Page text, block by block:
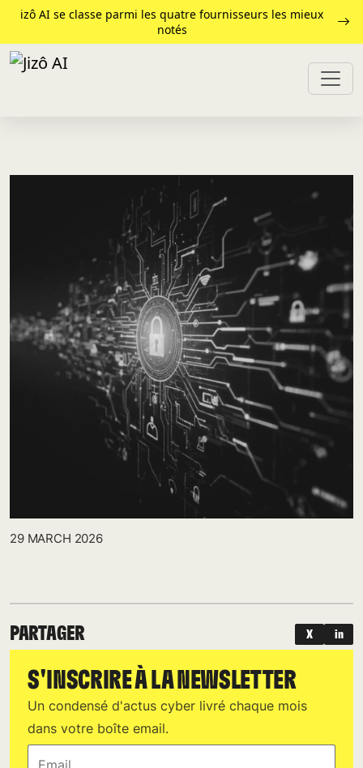
izô AI se classe parmi les quatre fournisseurs les mieux
notés
29 MARCH 2026
PARTAGER X in
S'INSCRIRE À LA NEWSLETTER
Un condensé d'actus cyber livré chaque mois
dans votre boîte email.